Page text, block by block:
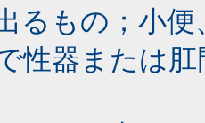
るもの；小
性器または